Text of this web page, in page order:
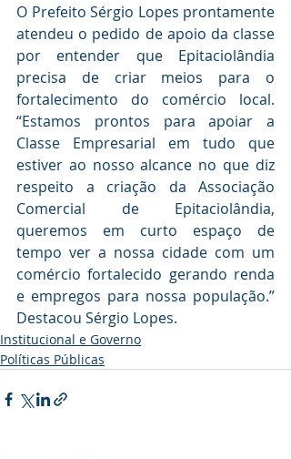
O Prefeito Sérgio Lopes prontamente
atendeu o pedido de apoio da classe
por entender que Epitaciolândia
precisa de criar meios para o
fortalecimento do comércio local.
“Estamos prontos para apoiar a
Classe Empresarial em tudo que
estiver ao nosso alcance no que diz
respeito a criação da Associação
Comercial de Epitaciolândia,
queremos em curto espaço de
tempo ver a nossa cidade com um
comércio fortalecido gerando renda
e empregos para nossa população.”
Destacou Sérgio Lopes.
Institucional e Governo
Políticas Públicas